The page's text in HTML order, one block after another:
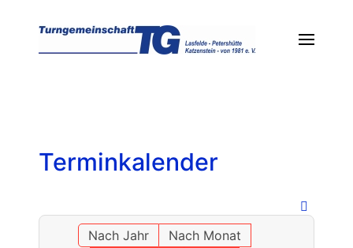
Terminkalender
Nach Jahr
Nach Monat